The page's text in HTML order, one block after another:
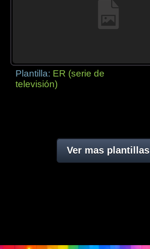
Plantilla: ER (serie de
televisión)
Ver mas plantillas